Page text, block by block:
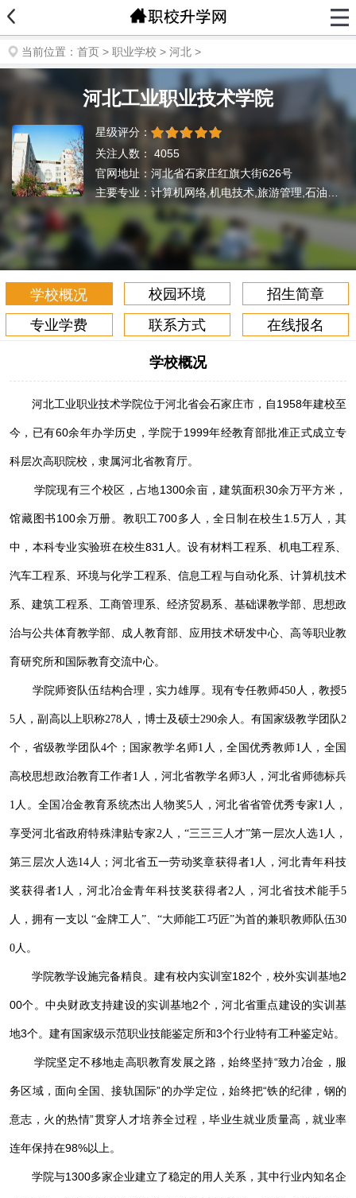
当前位置： 首页 > 职业学校 > 河北 >
河北工业职业技术学院
星级评分：
关注人数：
4055
官网地址：河北省石家庄红旗大街626号
学校概况 校园环境
招生简章
专业学费
联系方式 在线报名
学校概况
河北工业职业技术学院位于河北省会石家庄市，自1958年建校至
今，已有60余年办学历史，学院于1999年经教育部批准正式成立专
科层次高职院校，隶属河北省教育厅。
学院现有三个校区，占地1300余亩，建筑面积30余万平方米，
馆藏图书100余万册。教职工700多人，全日制在校生1.5万人，其
中，本科专业实验班在校生831人。设有材料工程系、机电工程系、
汽车工程系、环境与化学工程系、信息工程与自动化系、计算机技术
系、建筑工程系、工商管理系、经济贸易系、基础课教学部、思想政
治与公共体育教学部、成人教育部、应用技术研发中心、高等职业教
育研究所和国际教育交流中心。
学院师资队伍结构合理，实力雄厚。现有专任教师450人，教授5
5人，副高以上职称278人，博士及硕士290余人。有国家级教学团队2
个，省级教学团队4个；国家教学名师1人，全国优秀教师1人，全国
高校思想政治教育工作者1人，河北省教学名师3人，河北省师德标兵
1人。全国冶金教育系统杰出人物奖5人，河北省省管优秀专家1人，
享受河北省政府特殊津贴专家2人，“三三三人才”第一层次人选1人，
第三层次人选14人；河北省五一劳动奖章获得者1人，河北青年科技
奖获得者1人，河北冶金青年科技奖获得者2人，河北省技术能手5
人，拥有一支以 “金牌工人”、“大师能工巧匠”为首的兼职教师队伍30
0人。
学院教学设施完备精良。建有校内实训室182个，校外实训基地2
00个。中央财政支持建设的实训基地2个，河北省重点建设的实训基
地3个。建有国家级示范职业技能鉴定所和3个行业特有工种鉴定站。
学院坚定不移地走高职教育发展之路，始终坚持“致力冶金，服
务区域，面向全国、接轨国际”的办学定位，始终把“铁的纪律，钢的
意志，火的热情”贯穿人才培养全过程，毕业生就业质量高，就业率
连年保持在98%以上。
学院与1300多家企业建立了稳定的用人关系，其中行业内知名企